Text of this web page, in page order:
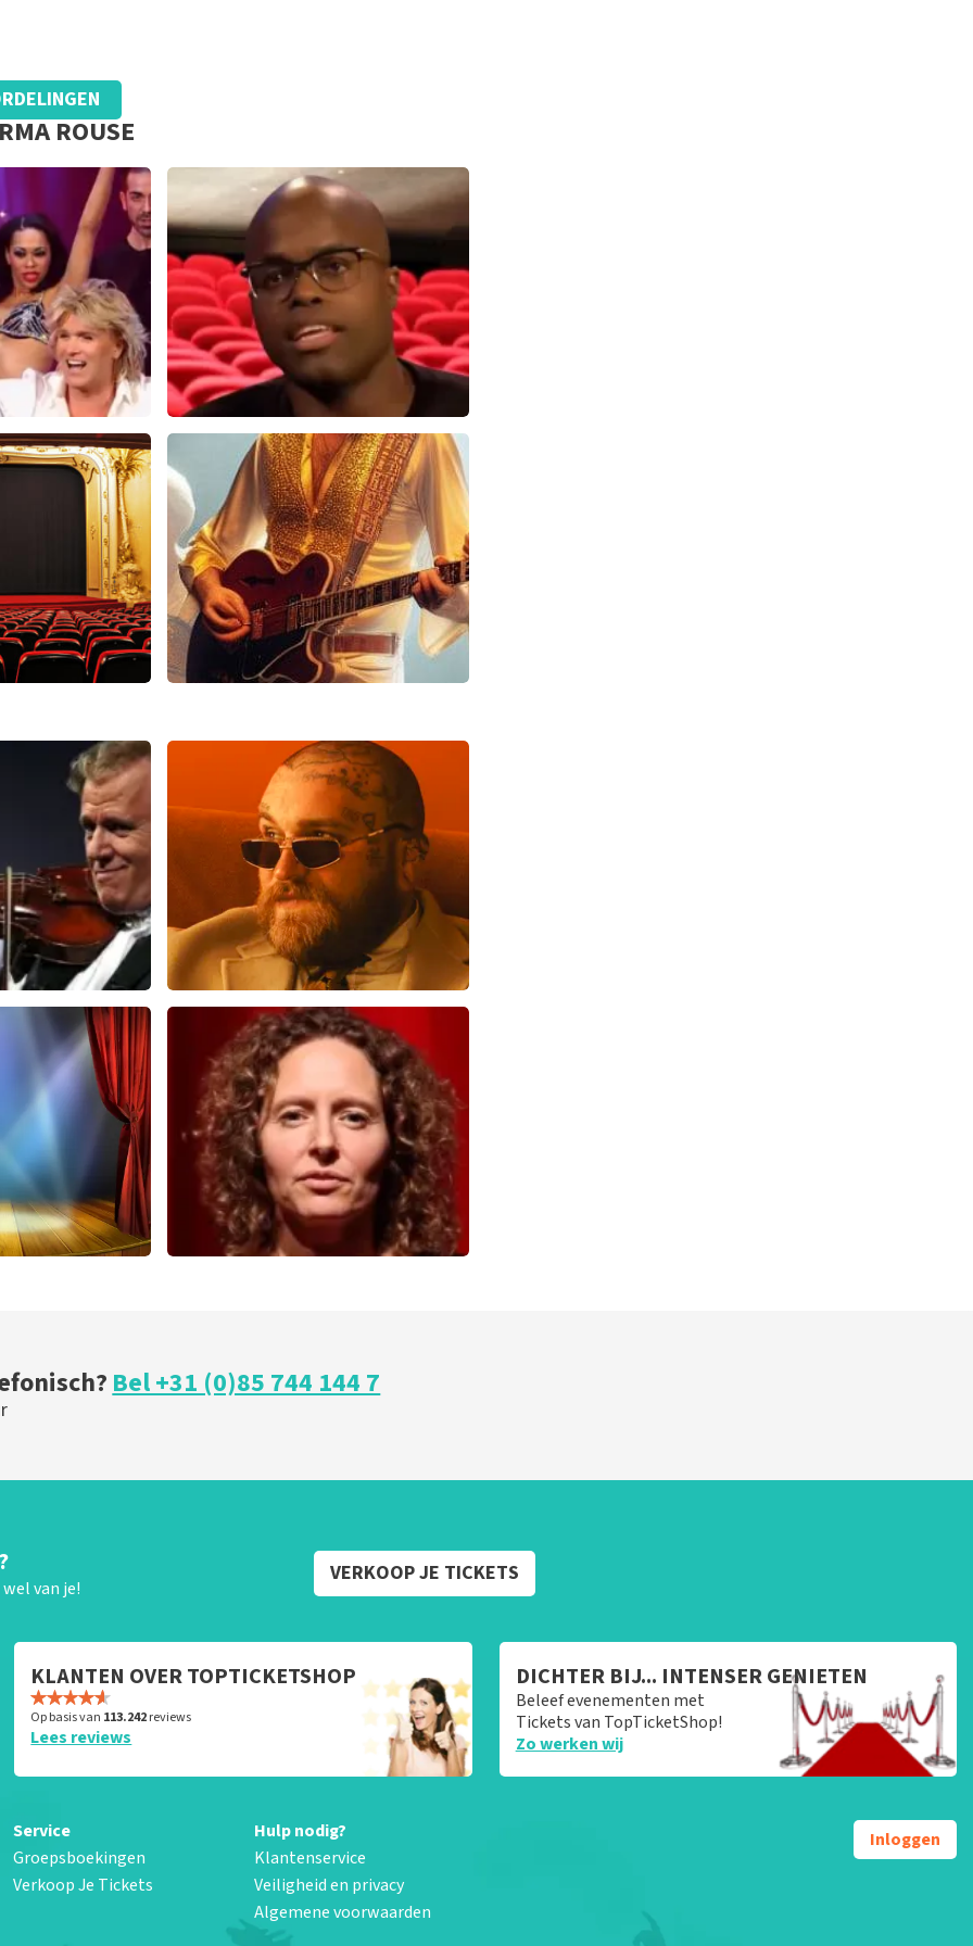
ROUSE
Jandino Asporaat
499+reviews
BEKIJKEN
reviews 845+reviews
BEKIJKEN
Teddy Swims
633laatste 30 minuten
BESTEL NU
Bel +31 (0)85 744 144 7
van je!
VERKOOP JE TICKETS
KLANTEN OVER TOPTICKETSHOP
Op basis van 113.242reviews
Lees reviews
DICHTER BIJ... INTENSER GENIETEN
Beleef evenementen met
Tickets van TopTicketShop!
Zo werken wij
Service
Groepsboekingen
Verkoop Je Tickets
Hulp nodig?
Klantenservice
Veiligheid en privacy
Algemene voorwaarden
Inloggen